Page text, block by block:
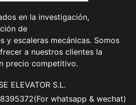
en la investigación,
de
y escaleras mecánicas. Somos
a nuestros clientes la
precio competitivo.
ELEVATOR S.L.
whatsapp & wechat)